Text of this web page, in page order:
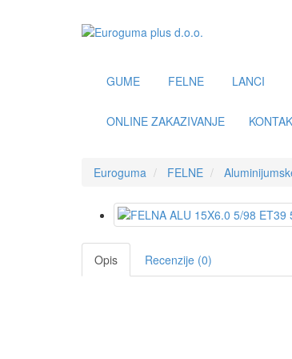
GUME FELNE LANCI
ONLINE ZAKAZIVANJE
Euroguma FELNE
Opis Recenzije (0)